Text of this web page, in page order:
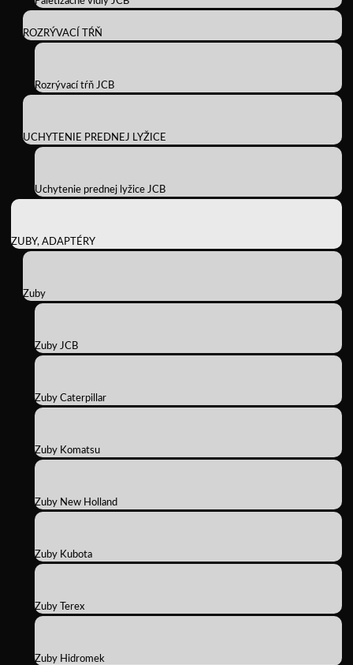
ROZRÝVACÍ TŔŇ
Rozrývací tŕň JCB
UCHYTENIE PREDNEJ LYŽICE
Uchytenie prednej lyžice JCB
ZUBY, ADAPTÉRY
Zuby
Zuby JCB
Zuby Caterpillar
Zuby Komatsu
Zuby New Holland
Zuby Kubota
Zuby Terex
Zuby Hidromek